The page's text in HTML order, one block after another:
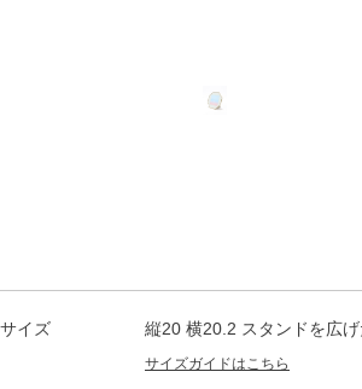
サイズ 縦20 横20.2 スタンドを広
サイズガイドはこちら